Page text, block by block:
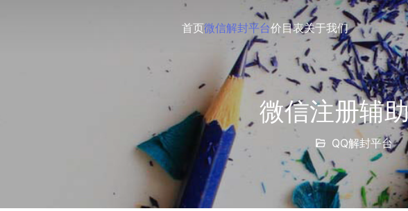
首页微信解封平台价目表关于我们
微信注册辅
QQ解封平台